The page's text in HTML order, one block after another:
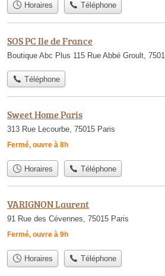
Horaires Téléphone
SOS PC Ile de France
Boutique Abc Plus 115 Rue Abbé Groult,
Téléphone
Sweet Home Paris
313 Rue Lecourbe, 75015 Paris
Fermé, ouvre à 8h
Horaires Téléphone
VARIGNON Laurent
91 Rue des Cévennes, 75015 Paris
Fermé, ouvre à 9h
Horaires Téléphone